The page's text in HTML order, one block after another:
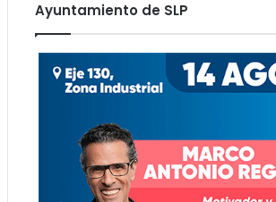
Ayuntamiento de SLP